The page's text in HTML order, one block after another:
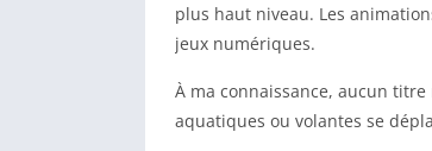
plus haut niveau. Les
jeux numériques.
À ma connaissance, aucun
aquatiques ou volantes se